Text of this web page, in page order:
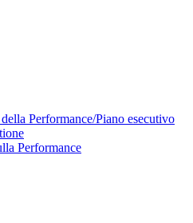
Performance/Piano esecutivo
Performance